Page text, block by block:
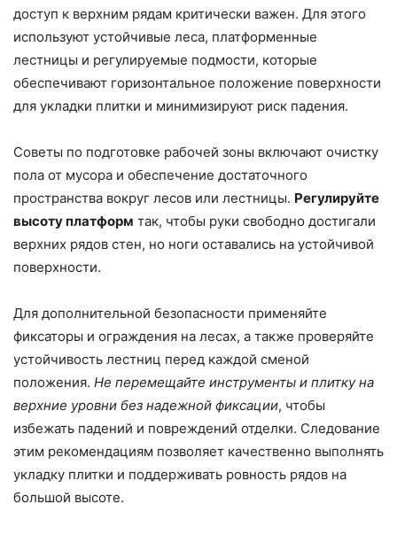
доступ к верхним рядам критически важен. Для этого
используют устойчивые леса, платформенные
лестницы и регулируемые подмости, которые
обеспечивают горизонтальное положение поверхности
для укладки плитки и минимизируют риск падения.
Советы по подготовке рабочей зоны включают очистку
пола от мусора и обеспечение достаточного
пространства вокруг лесов или лестницы. Регулируйте
высоту платформ так, чтобы руки свободно достигали
верхних рядов стен, но ноги оставались на устойчивой
поверхности.
Для дополнительной безопасности применяйте
фиксаторы и ограждения на лесах, а также проверяйте
устойчивость лестниц перед каждой сменой
положения. Не перемещайте инструменты и плитку на
верхние уровни без надежной фиксации, чтобы
избежать падений и повреждений отделки. Следование
этим рекомендациям позволяет качественно выполнять
укладку плитки и поддерживать ровность рядов на
большой высоте.